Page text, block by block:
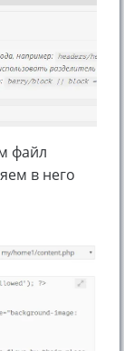
файл
в него